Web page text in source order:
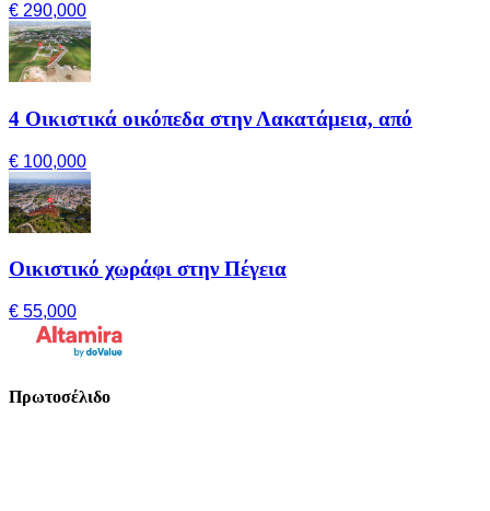
€ 290,000
4 Οικιστικά οικόπεδα στην Λακατάμεια, από
€ 100,000
Οικιστικό χωράφι στην Πέγεια
€ 55,000
Πρωτοσέλιδο